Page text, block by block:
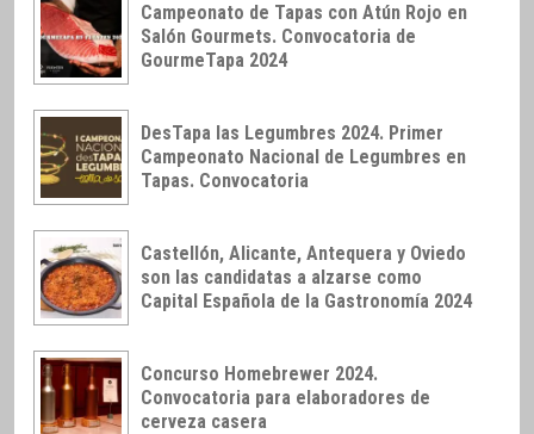
Campeonato de Tapas con Atún Rojo en
Salón Gourmets. Convocatoria de
GourmeTapa 2024
DesTapa las Legumbres 2024. Primer
Campeonato Nacional de Legumbres en
Tapas. Convocatoria
Castellón, Alicante, Antequera y Oviedo
son las candidatas a alzarse como
Capital Española de la Gastronomía 2024
Concurso Homebrewer 2024.
Convocatoria para elaboradores de
cerveza casera